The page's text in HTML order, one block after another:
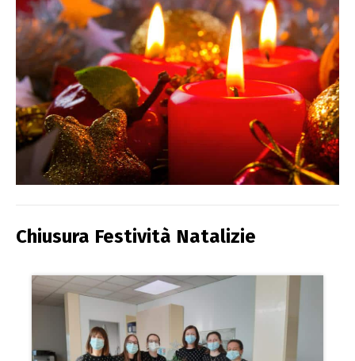
Chiusura Festività Natalizie